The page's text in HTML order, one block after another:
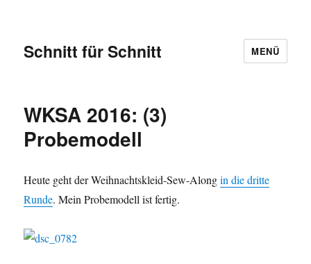
Schnitt für Schnitt MENÜ
WKSA 2016: (3)
Probemodell
Heute geht der Weihnachtskleid-Sew-Alongin die dritte
Runde. Mein Probemodell ist fertig.